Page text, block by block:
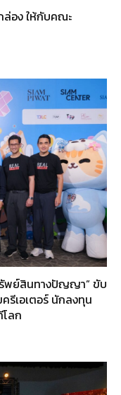
อง ให้กับคณะ
รัพย์สินทางปัญญา” ขับ
รีเอเตอร์ นักลงทุน
โลก